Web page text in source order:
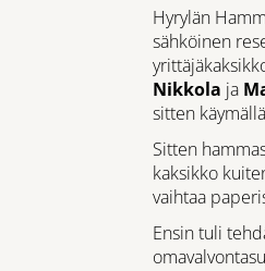
Hyrylän
sähköinen
Nikkola ja
sitten
Sitten
kaksikko
vaihtaa
Ensin tuli